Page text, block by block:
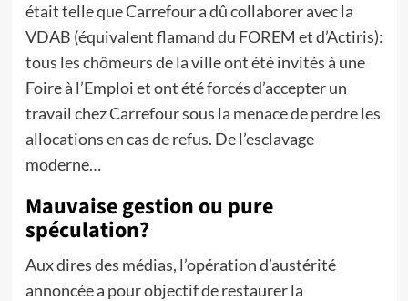
était telle que Carrefour a dû collaborer avec la
VDAB (équivalent flamand du FOREM et d’Actiris):
tous les chômeurs de la ville ont été invités à une
Foire à l’Emploi et ont été forcés d’accepter un
travail chez Carrefour sous la menace de perdre les
allocations en cas de refus. De l’esclavage
moderne…
Mauvaise gestion ou pure
spéculation?
Aux dires des médias, l’opération d’austérité
annoncée a pour objectif de restaurer la